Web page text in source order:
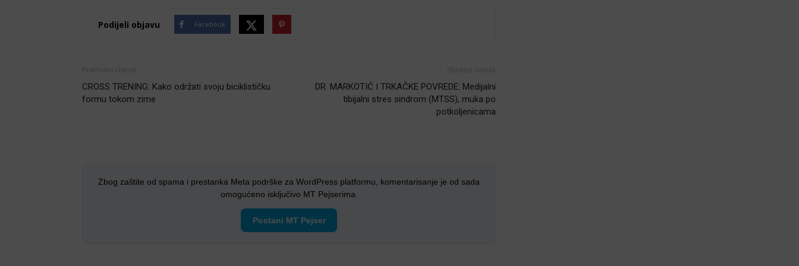
Podijeli objavu Facebook
CROSS TRENING: Kako održati svoju biciklističku
formu tokom zime
DR. MARKOTIĆ I TRKAČKE POVREDE: Medijalni
tibijalni stres sindrom (MTSS), muka po
potkoljenicama
Zbog zaštite od spama i prestanka Meta podrške za WordPress platformu, komentarisanje je od sada
omogućeno isključivo MT Pejserima.
Postani MT Pejser